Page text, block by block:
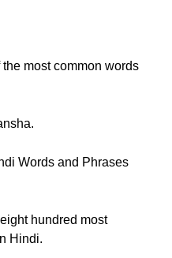
most common words
Words and Phrases
hundred most
Hindi.